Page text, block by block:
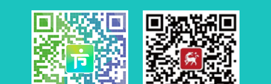
动脉斑块案例
肺结节案例
糖尿病案例